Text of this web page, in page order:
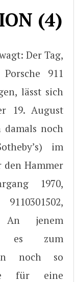
(4)
Der Tag,
911
lässt sich
19. August
damals noch
im
Hammer
1970,
An jenem
es zum
noch so
für eine